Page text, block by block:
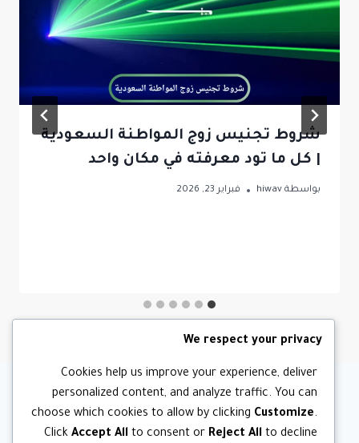
شروط تجنيس زوج المواطنة السعودية
| كل ما تود معرفته في مكان واحد
بواسطة hiwav فبراير 23, 2026
اترك تعليقاً
We respect your privacy
Cookies help us improve your experience, deliver
personalized content, and analyze traffic. You can
choose which cookies to allow by clicking Customize.
ClickAccept All to consent or Reject All to decline